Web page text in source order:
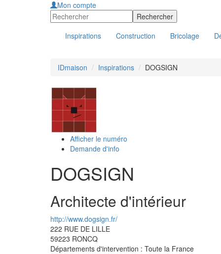
Mon compte
Inspirations Construction Bricolage
IDmaison Inspirations DOGSIGN
Afficher le numéro
Demande d'info
DOGSIGN
Architecte d'intérieur
http://www.dogsign.fr/
222 RUE DE LILLE
59223 RONCQ
Départements d'intervention : Toute la France